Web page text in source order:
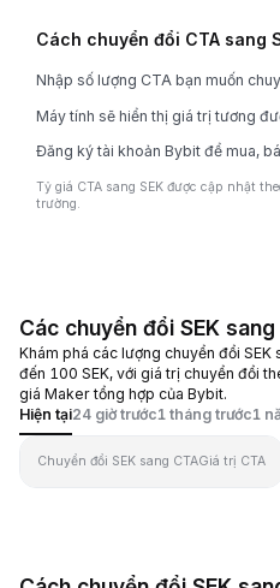
Cách chuyển đổi CTA sang
Nhập số lượng CTA bạn muốn
Máy tính sẽ hiển thị giá trị tương
Đăng ký tài khoản Bybit để mua,
Tỷ giá CTA sang SEK được cập nhật
trường.
Các chuyển đổi SEK
Khám phá các lượng chuyển đổi
đến 100 SEK, với giá trị chuyển đổi
giá Maker tổng hợp của Bybit.
Hiện tại24 giờ trước1 tháng trước1
Chuyển đổi SEK sang CTAGiá trị CTA